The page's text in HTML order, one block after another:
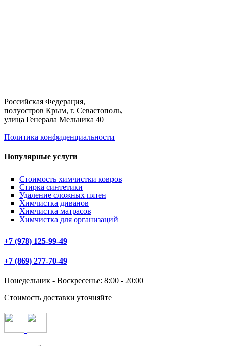
Российская Федерация,
полуостров Крым, г. Севастополь,
улица Генерала Мельника 40
Политика конфиденциальности
Популярные услуги
Стоимость химчистки ковров
Стирка синтетики
Удаление сложных пятен
Химчистка диванов
Химчистка матрасов
Химчистка для организаций
+7 (978) 125-99-49
+7 (869) 277-70-49
Понедельник - Воскресенье: 8:00 - 20:00
Стоимость доставки уточняйте